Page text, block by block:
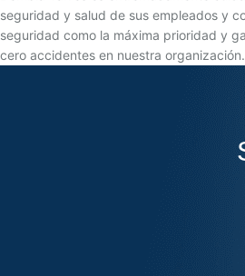
seguridad y salud de sus empleados y
seguridad como la máxima prioridad y
cero accidentes en nuestra organización.